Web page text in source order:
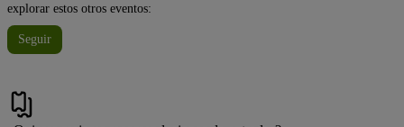
explorar estos otros eventos:
Seguir